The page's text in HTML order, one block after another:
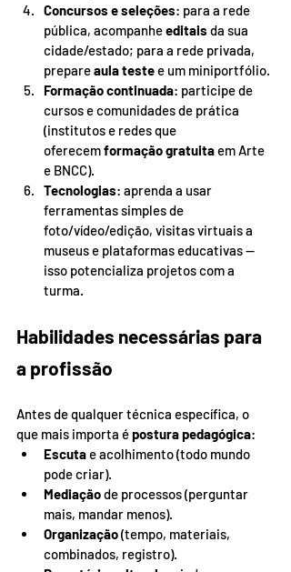
Concursos e seleções: para a rede
pública, acompanhe editais da sua
cidade/estado; para a rede privada,
prepare aula teste e um miniportfólio.
Formação continuada: participe de
cursos e comunidades de prática
(institutos e redes que
oferecem formação gratuita em Arte
e BNCC).
Tecnologias: aprenda a usar
ferramentas simples de
foto/vídeo/edição, visitas virtuais a
museus e plataformas educativas —
isso potencializa projetos com a
turma.
Habilidades necessárias para
a profissão
Antes de qualquer técnica específica, o
que mais importa é postura pedagógica:
Escuta e acolhimento (todo mundo
pode criar).
Mediação de processos (perguntar
mais, mandar menos).
Organização (tempo, materiais,
combinados, registro).